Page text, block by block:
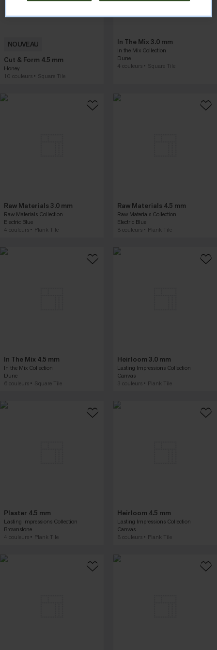
NOUVEAU
Cut & Form 4.5 mm
Honey
10 couleurs
Square Tile
In The Mix 3.0 mm
In the Mix Collection
Dune
4 couleurs
Square Tile
Raw Materials 3.0 mm
Raw Materials Collection
Electric Blue
4 couleurs
Plank Tile
Raw Materials 4.5 mm
Raw Materials Collection
Electric Blue
8 couleurs
Plank Tile
In The Mix 4.5 mm
In the Mix Collection
Dune
6 couleurs
Square Tile
Heirloom 3.0 mm
Lasting Impressions Collection
Canvas
3 couleurs
Plank Tile
Plaster 4.5 mm
Lasting Impressions Collection
Brownstone
4 couleurs
Plank Tile
Heirloom 4.5 mm
Lasting Impressions Collection
Canvas
8 couleurs
Plank Tile